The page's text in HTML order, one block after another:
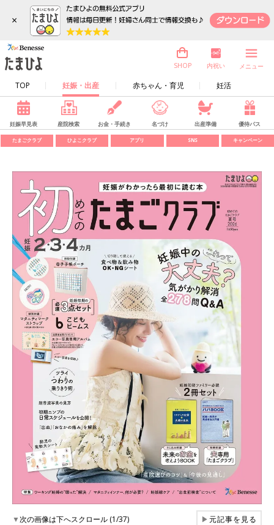
×
TOP 妊娠・出産 赤ちゃん・育児 妊活
SHOP 内祝い メニュー
妊娠早見表 産院検索 お金・手続き 名づけ 出産準備 優待パス
たまごクラブ ひよこクラブ アプリ SNS キャンペーン
▼次の画像は下へスクロール (1/37) ▶元記事を見る